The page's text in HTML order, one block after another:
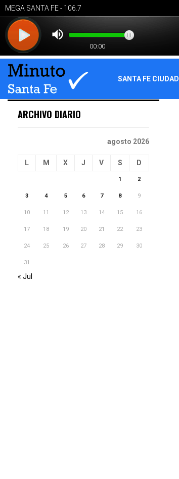
SANTA FE CIUDAD
ARCHIVO DIARIO
agosto 2026
L M X J V S D
1 2
3 4 5 6 7 8 9
10 11 12 13 14 15 16
17 18 19 20 21 22 23
24 25 26 27 28 29 30
31
« Jul